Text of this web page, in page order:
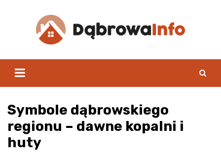
Symbole dąbrowskiego
regionu – dawne kopalni i
huty